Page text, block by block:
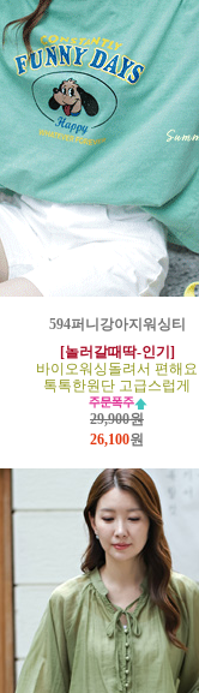
594퍼니강아지워싱티
[놀러갈때딱-인기]
바이오워싱돌려서 편해요
톡톡한원단 고급스럽게
29,900원
26,100원